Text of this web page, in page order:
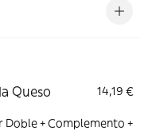
Queso
14,19 €
Doble + Complemento +